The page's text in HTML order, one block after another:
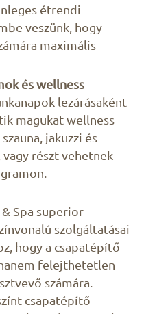
étrendi
veszünk, hogy
maximális
és wellness
lezárásaként
magukat wellness
jakuzzi és
vagy részt vehetnek
Spa superior
szolgáltatásai
hogy a csapatépítő
felejthetetlen
számára.
csapatépítő